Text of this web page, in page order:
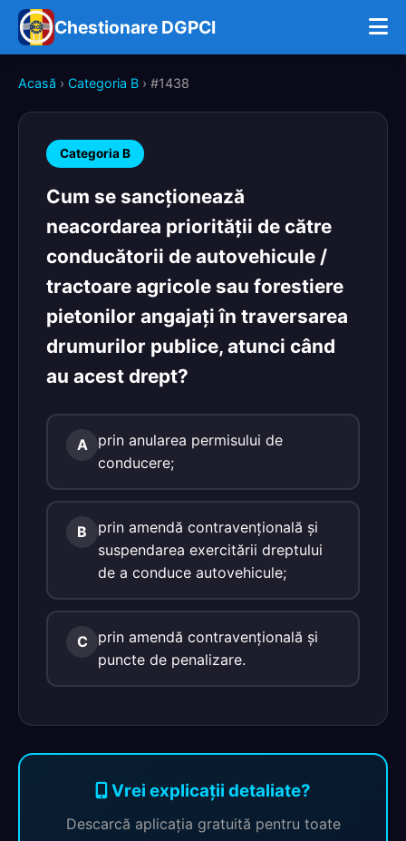
Chestionare DGPCI
Acasă › Categoria B › #1438
Categoria B
Cum se sancționează
neacordarea priorității de către
conducătorii de autovehicule /
tractoare agricole sau forestiere
pietonilor angajați în traversarea
drumurilor publice, atunci când
au acest drept?
A
prin anularea permisului de
conducere;
B
prin amendă contravenţională şi
suspendarea exercitării dreptului
de a conduce autovehicule;
C
prin amendă contravenţională şi
puncte de penalizare.
Vrei explicații detaliate?
Descarcă aplicația gratuită pentru toate